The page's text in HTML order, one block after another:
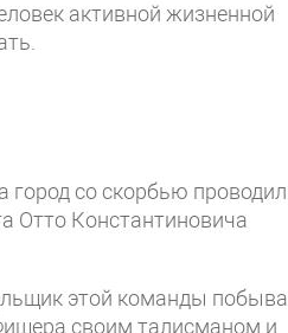
активной жизненной
со скорбью
Отто Константиновича
этой команды
своим талисманом и